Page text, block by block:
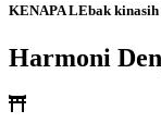
KENAPA LEbak kinasih
Harmoni